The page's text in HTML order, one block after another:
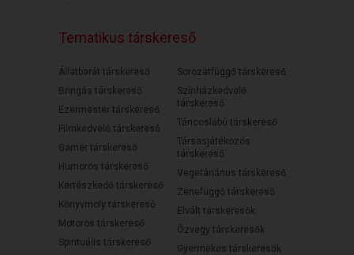
Tematikus társkereső
Állatbarát társkereső
Bringás társkereső
Ezermester társkereső
Filmkedvelő társkereső
Gamer társkereső
Humoros társkereső
Kertészkedő társkereső
Könyvmoly társkereső
Motoros társkereső
Spirituális társkereső
Sorozatfüggő társkereső
Színházkedvelő
társkereső
Táncoslábú társkereső
Társasjátékozós
társkereső
Vegetáriánus társkereső
Zenefüggő társkereső
Elvált társkeresők
Özvegy társkeresők
Gyermekes társkeresők